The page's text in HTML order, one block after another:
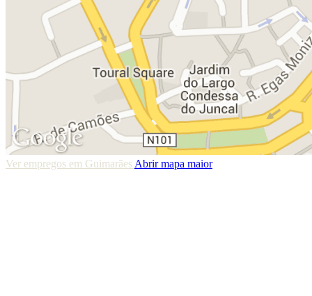
Ver empregos em Guimarães Abrir mapa maior